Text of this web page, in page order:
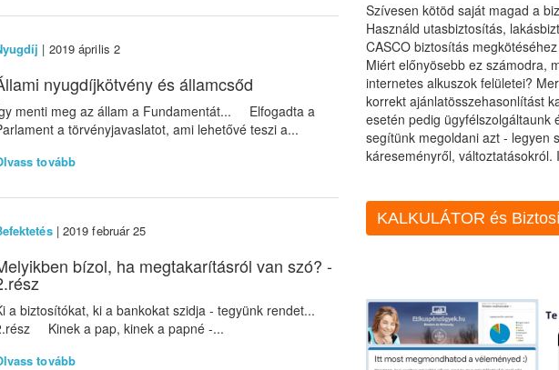
| 2019 április 2
nyugdíjkötvény és államcsőd
menti meg az állam a Fundamentát... Elfogadta a
a törvényjavaslatot, ami lehetővé teszi a...
tovább
| 2019 február 25
bízol, ha megtakarításról van szó? -
a biztosítókat, ki a bankokat szidja - tegyünk rendet...
Kinek a pap, kinek a papné -...
tovább
Szívesen kötöd saját magad a
Használd utasbiztosítás,
CASCO biztosítás
Miért előnyösebb ez számodra,
internetes alkuszok felületei?
korrekt ajánlatösszehasonlítást
esetén pedig ügyfélszolgáltaunk
segítünk megoldani azt - legyen
káreseményről, változtatásokról.
KALKULÁTOR és